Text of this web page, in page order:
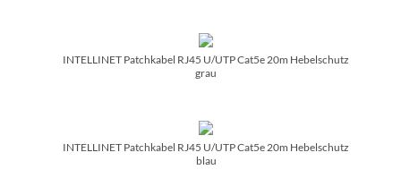
INTELLINET Patchkabel RJ45 U/­UTP Cat5e 20m Hebelschutz
grau
INTELLINET Patchkabel RJ45 U/­UTP Cat5e 20m Hebelschutz
blau